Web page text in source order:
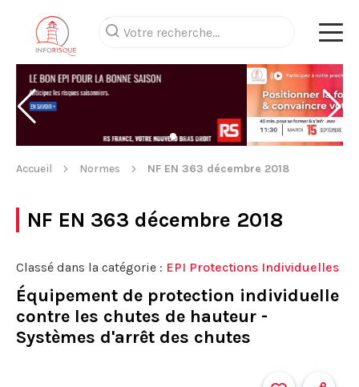
Accueil Normes NF EN 363 décembre 2018
NF EN 363 décembre 2018
Classé dans la catégorie : EPI Protections Individuelles
Équipement de protection individuelle
contre les chutes de hauteur -
Systèmes d'arrêt des chutes